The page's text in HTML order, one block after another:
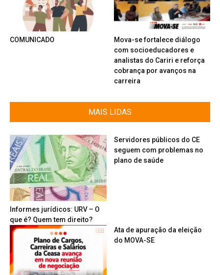
COMUNICADO
Mova-se fortalece diálogo
com socioeducadores e
analistas do Cariri e reforça
cobrança por avanços na
carreira
MAIS LIDAS
Informes jurídicos: URV – O
que é? Quem tem direito?
Servidores públicos do CE
seguem com problemas no
plano de saúde
Ata de apuração da eleição
do MOVA-SE